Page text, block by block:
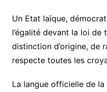
Un Etat laïque,
l’égalité devant la loi de
distinction d’origine, de
respecte toutes les
La langue officielle de la